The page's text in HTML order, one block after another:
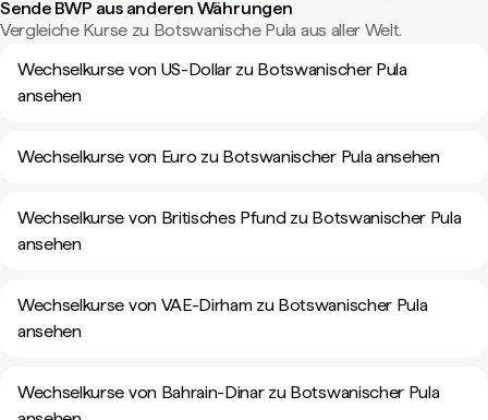
Sende BWP aus anderen Währungen
Vergleiche Kurse zu Botswanische Pula aus aller Welt.
Wechselkurse von US-Dollar zu Botswanischer Pula
ansehen
Wechselkurse von Euro zu Botswanischer Pula ansehen
Wechselkurse von Britisches Pfund zu Botswanischer Pula
ansehen
Wechselkurse von VAE-Dirham zu Botswanischer Pula
ansehen
Wechselkurse von Bahrain-Dinar zu Botswanischer Pula